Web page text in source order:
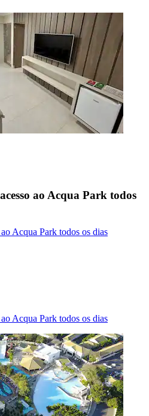
ao Acqua Park todos
Acqua Park todos os dias
Acqua Park todos os dias